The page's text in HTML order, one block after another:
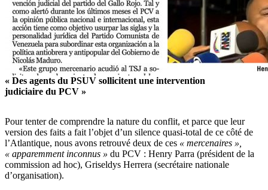
« Des agents du PSUV sollicitent une intervention
judiciaire du PCV »
Pour tenter de comprendre la nature du conflit, et parce que leur
version des faits a fait l’objet d’un silence quasi-total de ce côté de
l’Atlantique, nous avons retrouvé deux de ces « mercenaires »,
« apparemment inconnus » du PCV : Henry Parra (président de la
commission ad hoc), Griseldys Herrera (secrétaire nationale
d’organisation).